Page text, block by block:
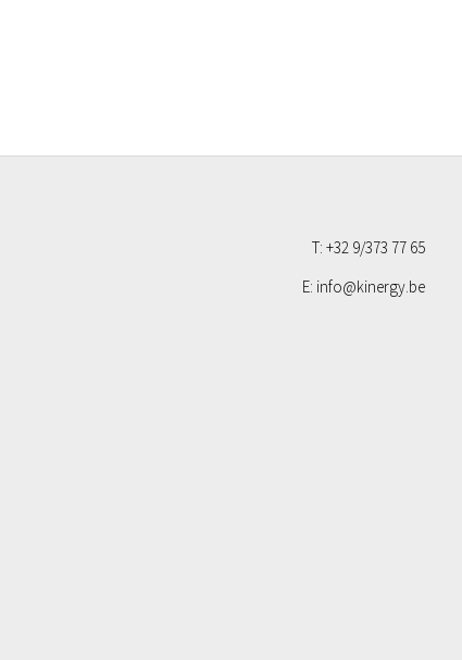
T: +32 9/373 77 65
E: info@kinergy.be